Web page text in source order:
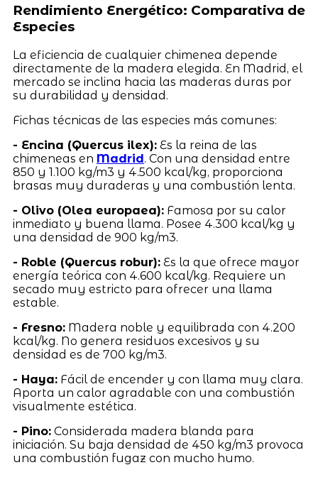
Rendimiento Energético: Comparativa de
Especies
La eficiencia de cualquier chimenea depende
directamente de la madera elegida. En Madrid, el
mercado se inclina hacia las maderas duras por
su durabilidad y densidad.
Fichas técnicas de las especies más comunes:
- Encina (Quercus ilex):Es la reina de las
chimeneas en Madrid. Con una densidad entre
850 y 1.100 kg/m3 y 4.500 kcal/kg, proporciona
brasas muy duraderas y una combustión lenta.
- Olivo (Olea europaea):Famosa por su calor
inmediato y buena llama. Posee 4.300 kcal/kg y
una densidad de 900 kg/m3.
- Roble (Quercus robur):Es la que ofrece mayor
energía teórica con 4.600 kcal/kg. Requiere un
secado muy estricto para ofrecer una llama
estable.
- Fresno:Madera noble y equilibrada con 4.200
kcal/kg. No genera residuos excesivos y su
densidad es de 700 kg/m3.
- Haya:Fácil de encender y con llama muy clara.
Aporta un calor agradable con una combustión
visualmente estética.
- Pino:Considerada madera blanda para
iniciación. Su baja densidad de 450 kg/m3 provoca
una combustión fugaz con mucho humo.